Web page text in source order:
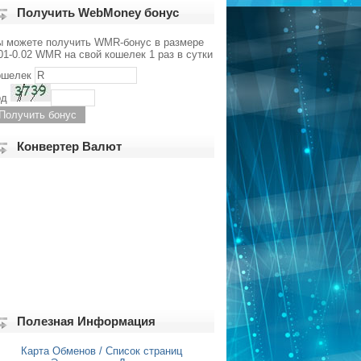
Получить WebMoney бонус
можете получить WMR-бонус в размере
0.02 WMR на свой кошелек 1 раз в сутки
Конвертер Валют
Полезная Информация
Карта Обменов / Список страниц